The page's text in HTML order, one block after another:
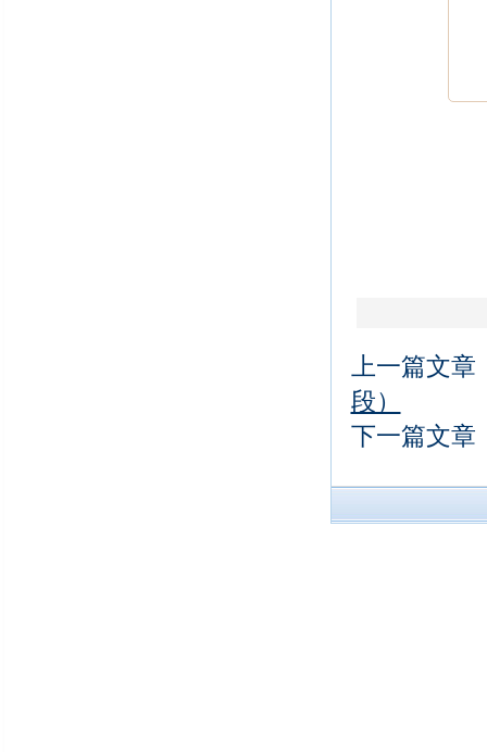
上一篇文章
段）
下一篇文章